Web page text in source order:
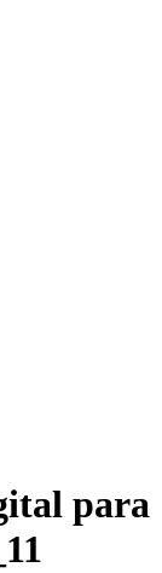
para